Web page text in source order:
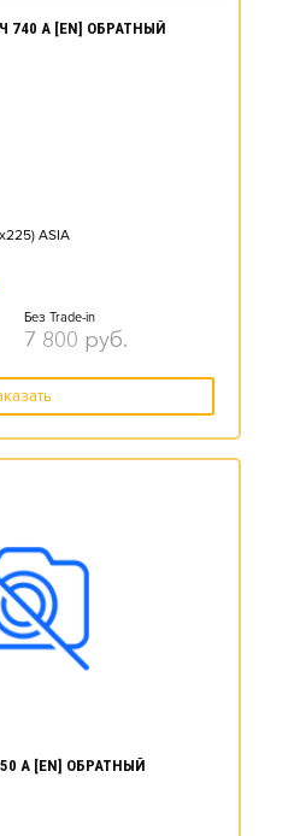
740 А [EN] ОБРАТНЫЙ
ASIA
Без Trade-in
7 800 руб.
А [EN] ОБРАТНЫЙ